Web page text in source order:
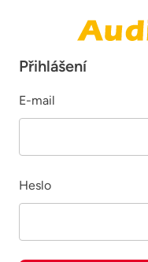
Přihlášení
E-mail
Heslo